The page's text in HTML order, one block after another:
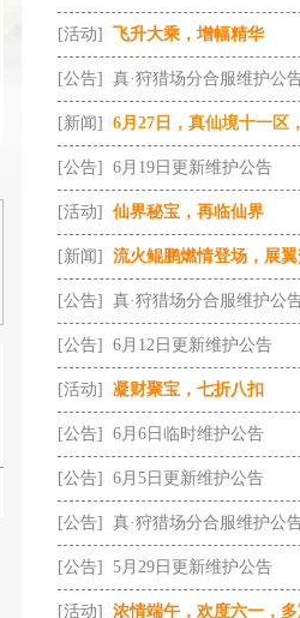
[活动] 飞升大乘，增幅精华
[公告] 真·狩猎场分合服维护公
[新闻] 6月27日，真仙境十一区
[公告] 6月19日更新维护公告
[活动] 仙界秘宝，再临仙界
[新闻] 流火鲲鹏燃情登场，展翼
[公告] 真·狩猎场分合服维护公
[公告] 6月12日更新维护公告
[活动] 凝财聚宝，七折八扣
[公告] 6月6日临时维护公告
[公告] 6月5日更新维护公告
[公告] 真·狩猎场分合服维护公
[公告] 5月29日更新维护公告
[活动] 浓情端午，欢度六一，